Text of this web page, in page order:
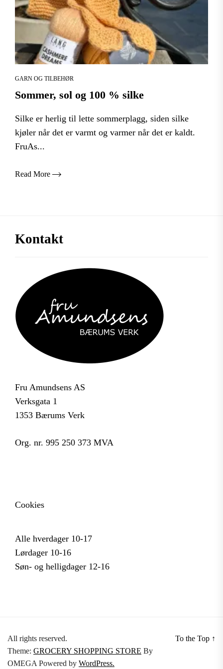
GARN OG TILBEHØR
Sommer, sol og 100 % silke
Silke er herlig til lette sommerplagg, siden silke
kjøler når det er varmt og varmer når det er kaldt.
FruAs...
Read More
Kontakt
Fru Amundsens AS
Verksgata 1
1353 Bærums Verk
Org. nr. 995 250 373 MVA
Cookies
Alle hverdager 10-17
Lørdager 10-16
Søn- og helligdager 12-16
All rights reserved.
Theme: GROCERY SHOPPING STORE By
OMEGA Powered by WordPress.
To the Top ↑